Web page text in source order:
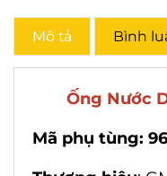
Mô tả Bình
Ống Nước
Mã phụ tùng: